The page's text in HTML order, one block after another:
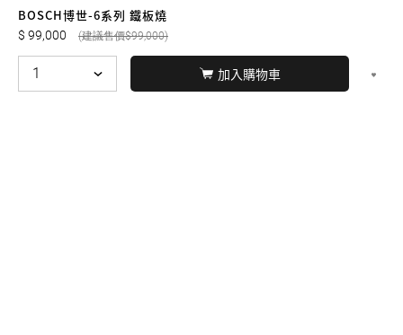
BOSCH博世-6系列 鐵板燒
99,000 99,000
加入購物車
© BERNARD 2021 WEBDESIGN